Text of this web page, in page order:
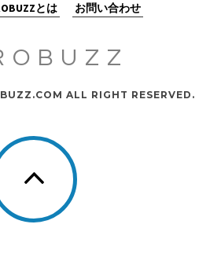
とは お問い合わせ
ALL RIGHT RESERVED.